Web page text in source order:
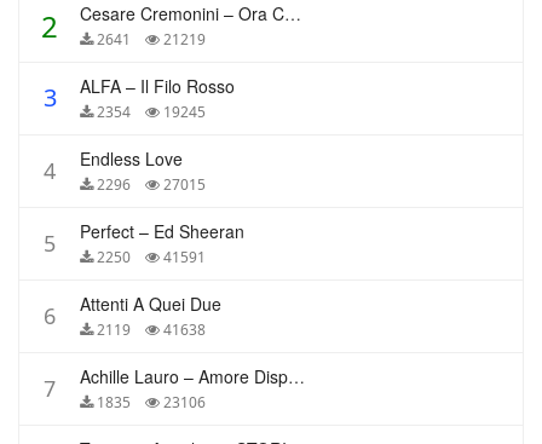
2 Cesare Cremonini – Ora Che Non Ho Più Te
2641 21219
3 ALFA – Il Filo Rosso
2354 19245
4 Endless Love
2296 27015
5 Perfect – Ed Sheeran
2250 41591
6 Attenti A Quei Due
2119 41638
7 Achille Lauro – Amore Disperato
1835 23106